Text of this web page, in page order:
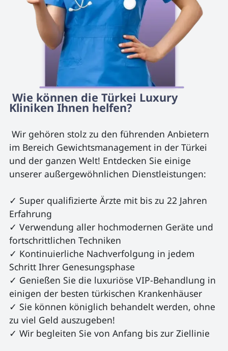
Kliniken Ihnen helfen?
im Bereich Gewichtsmanagement in der Türkei
und der ganzen Welt! Entdecken Sie einige
unserer außergewöhnlichen Dienstleistungen:
✓ Super qualifizierte Ärzte mit bis zu 22 Jahren
Erfahrung
✓ Verwendung aller hochmodernen Geräte und
fortschrittlichen Techniken
✓ Kontinuierliche Nachverfolgung in jedem
Schritt Ihrer Genesungsphase
✓ Genießen Sie die luxuriöse VIP-Behandlung in
einigen der besten türkischen Krankenhäuser
✓ Sie können königlich behandelt werden, ohne
zu viel Geld auszugeben!
✓ Wir begleiten Sie von Anfang bis zur Ziellinie